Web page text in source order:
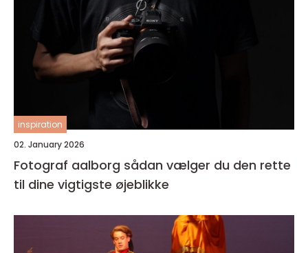
inspiration
02. January 2026
Fotograf aalborg sådan vælger du den rette
til dine vigtigste øjeblikke